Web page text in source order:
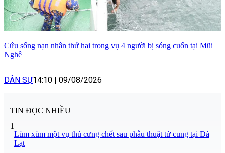
Cứu sống nạn nhân thứ hai trong vụ 4 người bị sóng cuốn tại Mũi
Nghê
DÂN SỰ14:10 09/08/2026
TIN ĐỌC NHIỀU
1
Lùm xùm một vụ thú cưng chết sau phẫu thuật tử cung tại Đà
Lạt